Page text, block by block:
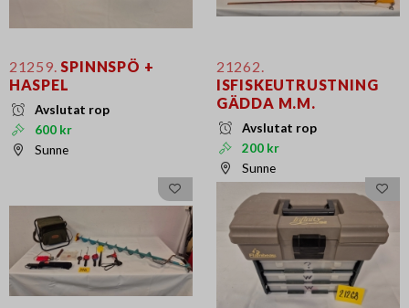
21259. SPINNSPÖ +
HASPEL
Avslutat rop
600 kr
Sunne
21262.
ISFISKEUTRUSTNING
GÄDDA M.M.
Avslutat rop
200 kr
Sunne